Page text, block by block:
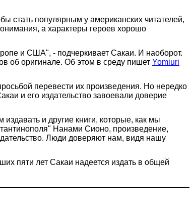
стать популярным у американских читателей,
а характеры героев хорошо
и США", - подчеркивает Сакаи. И наоборот.
об оригинале. Об этом в среду пишет Yomiuri
перевести их произведения. Но нередко
и его издательство завоевали доверие
и другие книги, которые, как мы
Нанами Сионо, произведение,
Люди доверяют нам, видя нашу
пяти лет Сакаи надеется издать в общей